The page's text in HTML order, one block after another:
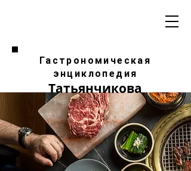
Гастрономическая
энциклопедия
Татьянчикова